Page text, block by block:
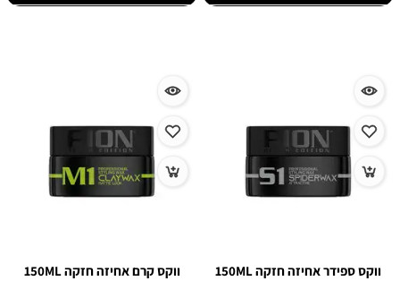
ווקס ספידר אחיזה חזקה 150ML ווקס קרם אחיזה חזקה 150ML